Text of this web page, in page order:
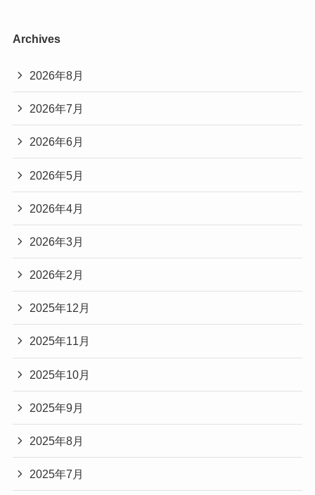
Archives
2026年8月
2026年7月
2026年6月
2026年5月
2026年4月
2026年3月
2026年2月
2025年12月
2025年11月
2025年10月
2025年9月
2025年8月
2025年7月